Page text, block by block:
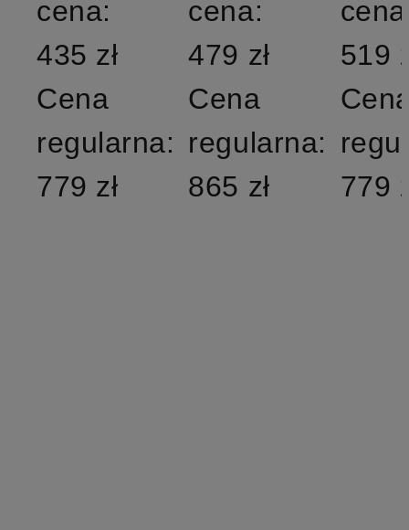
cena:
435 zł
Cena
regularna:
779 zł
cena:
479 zł
Cena
regularna:
865 zł
519
779